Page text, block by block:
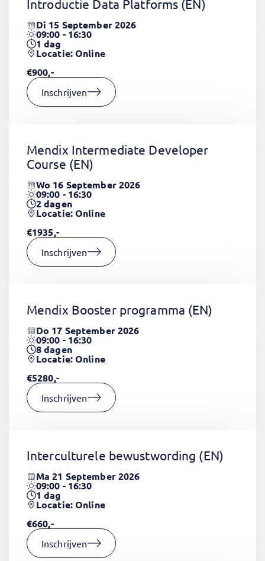
Introductie Data Platforms (EN)
Di 15 September 2026
09:00 - 16:30
1dag
Locatie: Online
€900,-
Inschrijven
Mendix Intermediate Developer
Course (EN)
Wo 16 September 2026
09:00 - 16:30
2dagen
Locatie: Online
€1935,-
Inschrijven
Mendix Booster programma (EN)
Do 17 September 2026
09:00 - 16:30
8dagen
Locatie: Online
€5280,-
Inschrijven
Interculturele bewustwording (EN)
Ma 21 September 2026
09:00 - 16:30
1dag
Locatie: Online
€660,-
Inschrijven